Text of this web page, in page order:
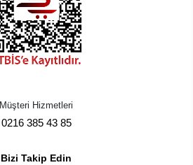
Müşteri Hizmetleri
0216 385 43 85
Bizi Takip Edin